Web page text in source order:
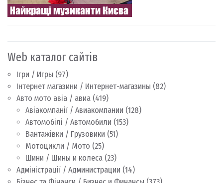
Web каталог сайтів
Ігри / Игры (97)
Інтернет магазини / Интернет-магазины (82)
Авто мото авіа / авиа (419)
Авіакомпанії / Авиакомпании (128)
Автомобілі / Автомобили (153)
Вантажівки / Грузовики (51)
Мотоцикли / Мото (25)
Шини / Шины и колеса (23)
Адміністрації / Администрации (14)